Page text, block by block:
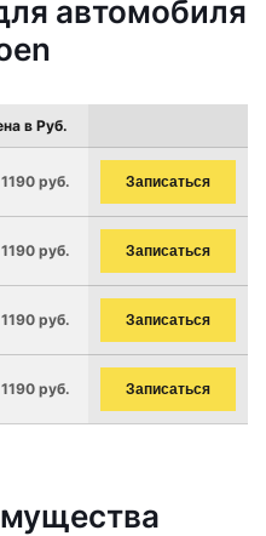
автомобиля
в Руб.
руб. Записаться
руб. Записаться
руб. Записаться
руб. Записаться